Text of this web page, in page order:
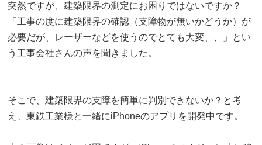
突然ですが、建築限界の測定にお困りではないですか？
「工事の度に建築限界の確認（支障物が無いかどうか）が
必要だが、レーザーなどを使うのでとても大変、、」とい
う工事会社さんの声を聞きました。
そこで、建築限界の支障を簡単に判別できないか？と考
え、東鉄工業様と一緒にiPhoneのアプリを開発中です。